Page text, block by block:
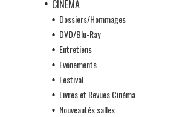
CINÉMA
Dossiers/Hommages
DVD/Blu-Ray
Entretiens
Evénements
Festival
Livres et Revues Cinéma
Nouveautés salles